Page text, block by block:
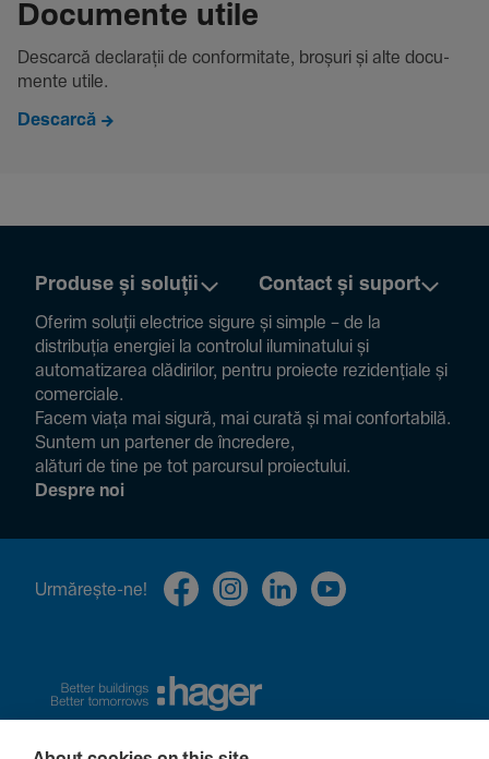
Docu­mente utile
Descarcă decla­rații de conformitate, broșuri și alte docu­
mente utile.
Descarcă
Produse și soluții Contact și suport
Oferim soluții electrice sigure și simple – de la
distribuția energiei la controlul ilumi­na­tului și
auto­ma­ti­zarea clădi­rilor, pentru proiecte rezi­den­țiale și
comer­ciale.
Facem viața mai sigură, mai curată și mai confor­ta­bilă.
Suntem un partener de încre­dere,
alături de tine pe tot parcursul proiec­tului.
Despre noi
Urmă­rește-ne!